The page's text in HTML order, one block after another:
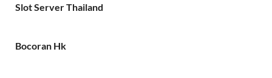
Slot Server Thailand
Bocoran Hk